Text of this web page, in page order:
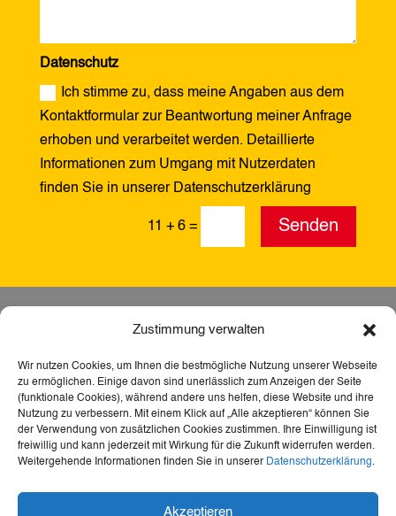
Zustimmung verwalten
Wir nutzen Cookies, um Ihnen die bestmögliche Nutzung unserer Webseite
zu ermöglichen. Einige davon sind unerlässlich zum Anzeigen der Seite
(funktionale Cookies), während andere uns helfen, diese Website und ihre
Nutzung zu verbessern. Mit einem Klick auf „Alle akzeptieren“ können Sie
der Verwendung von zusätzlichen Cookies zustimmen. Ihre Einwilligung ist
freiwillig und kann jederzeit mit Wirkung für die Zukunft widerrufen werden.
Weitergehende Informationen finden Sie in unserer Datenschutzerklärung.
Akzeptieren
Datenschutz
Ich stimme zu, dass meine Angaben aus dem
Kontaktformular zur Beantwortung meiner Anfrage
erhoben und verarbeitet werden. Detaillierte
Informationen zum Umgang mit Nutzerdaten
finden Sie in unserer Datenschutzerklärung
11 + 6 = Senden